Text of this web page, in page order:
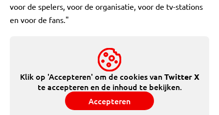
voor de spelers, voor de organisatie, voor de tv-stations
en voor de fans."
Klik op 'Accepteren' om de cookies vanTwitter X
te accepteren en de inhoud te bekijken.
Accepteren